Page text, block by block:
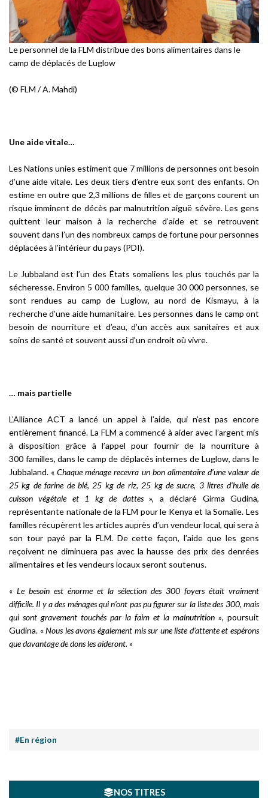
Le personnel de la FLM distribue des bons alimentaires dans le
camp de déplacés de Luglow
(© FLM / A. Mahdi)
Une aide vitale…
Les Nations unies estiment que 7 millions de personnes ont besoin
d’une aide vitale. Les deux tiers d’entre eux sont des enfants. On
estime en outre que 2,3 millions de filles et de garçons courent un
risque imminent de décès par malnutrition aiguë sévère. Les gens
quittent leur maison à la recherche d’aide et se retrouvent
souvent dans l’un des nombreux camps de fortune pour personnes
déplacées à l’intérieur du pays (PDI).
Le Jubbaland est l’un des États somaliens les plus touchés par la
sécheresse. Environ 5 000 familles, quelque 30 000 personnes, se
sont rendues au camp de Luglow, au nord de Kismayu, à la
recherche d’une aide humanitaire. Les personnes dans le camp ont
besoin de nourriture et d’eau, d’un accès aux sanitaires et aux
soins de santé et souvent aussi d’un endroit où vivre.
… mais partielle
L’Alliance ACT a lancé un appel à l’aide, qui n’est pas encore
entièrement financé. La FLM a commencé à aider avec l’argent mis
à disposition grâce à l’appel pour fournir de la nourriture à
300 familles, dans le camp de déplacés internes de Luglow, dans le
Jubbaland. « Chaque ménage recevra un bon alimentaire d’une valeur de
25 kg de farine de blé, 25 kg de riz, 25 kg de sucre, 3 litres d’huile de
cuisson végétale et 1 kg de dattes», a déclaré Girma Gudina,
représentante nationale de la FLM pour le Kenya et la Somalie. Les
familles récupèrent les articles auprès d’un vendeur local, qui sera à
son tour payé par la FLM. De cette façon, l’aide que les gens
reçoivent ne diminuera pas avec la hausse des prix des denrées
alimentaires et les vendeurs locaux seront soutenus.
« Le besoin est énorme et la sélection des 300 foyers était vraiment
difficile. Il y a des ménages qui n’ont pas pu figurer sur la liste des 300, mais
qui sont gravement touchés par la faim et la malnutrition », poursuit
Gudina. «Nous les avons également mis sur une liste d’attente et espérons
que davantage de dons les aideront. »
#En région
NOS TITRES